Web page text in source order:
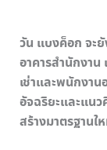
วัน แบงค็อก จะ
อาคารสำนักงา
เช่าและพนักงา
อัจฉริยะและแน
สร้างมาตรฐานใ